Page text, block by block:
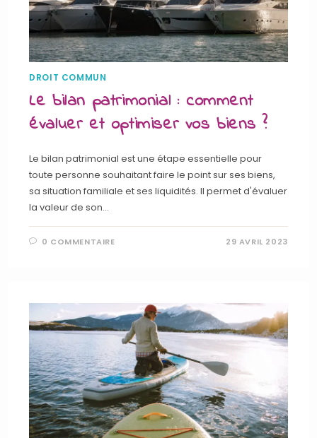
DROIT COMMUN
Le bilan patrimonial : comment
évaluer et optimiser vos biens ?
Le bilan patrimonial est une étape essentielle pour
toute personne souhaitant faire le point sur ses biens,
sa situation familiale et ses liquidités. Il permet d'évaluer
la valeur de son…
0 COMMENTAIRE 29 AVRIL 2023